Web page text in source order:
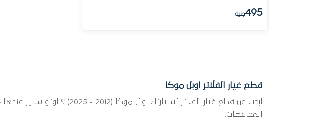
495جنيه
قطع غيار الفلاتر اوبل موكا
المحافظات.